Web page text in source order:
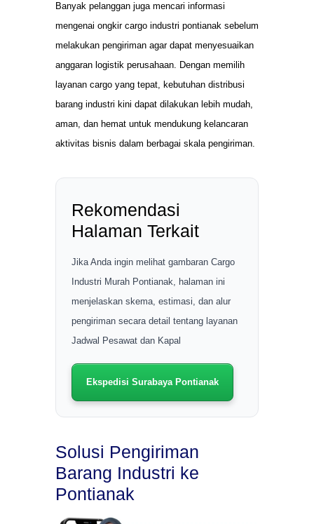
Banyak pelanggan juga mencari informasi
mengenai ongkir cargo industri pontianak sebelum
melakukan pengiriman agar dapat menyesuaikan
anggaran logistik perusahaan. Dengan memilih
layanan cargo yang tepat, kebutuhan distribusi
barang industri kini dapat dilakukan lebih mudah,
aman, dan hemat untuk mendukung kelancaran
aktivitas bisnis dalam berbagai skala pengiriman.
Rekomendasi
Halaman Terkait
Jika Anda ingin melihat gambaran Cargo
Industri Murah Pontianak, halaman ini
menjelaskan skema, estimasi, dan alur
pengiriman secara detail tentang layanan
Jadwal Pesawat dan Kapal
Ekspedisi Surabaya Pontianak
Solusi Pengiriman
Barang Industri ke
Pontianak